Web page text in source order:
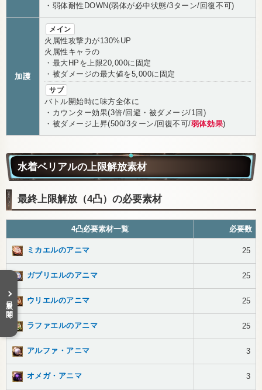
・弱体耐性DOWN(弱体が必中状態/3ターン/回復不可)
加護
メイン
火属性攻撃力が130%UP
火属性キャラの
・最大HPを上限20,000に固定
・被ダメージの最大値を5,000に固定
サブ
バトル開始時に味方全体に
・カウンター効果(3倍/回避・被ダメージ/1回)
・被ダメージ上昇(500/3ターン/回復不可/弱体効果)
水着ベリアルの上限解放素材
最終上限解放（4凸）の必要素材
4凸必要素材一覧 必要数
ミカエルのアニマ 25
ガブリエルのアニマ 25
ウリエルのアニマ 25
ラファエルのアニマ 25
アルファ・アニマ 3
オメガ・アニマ 3
目次を開く